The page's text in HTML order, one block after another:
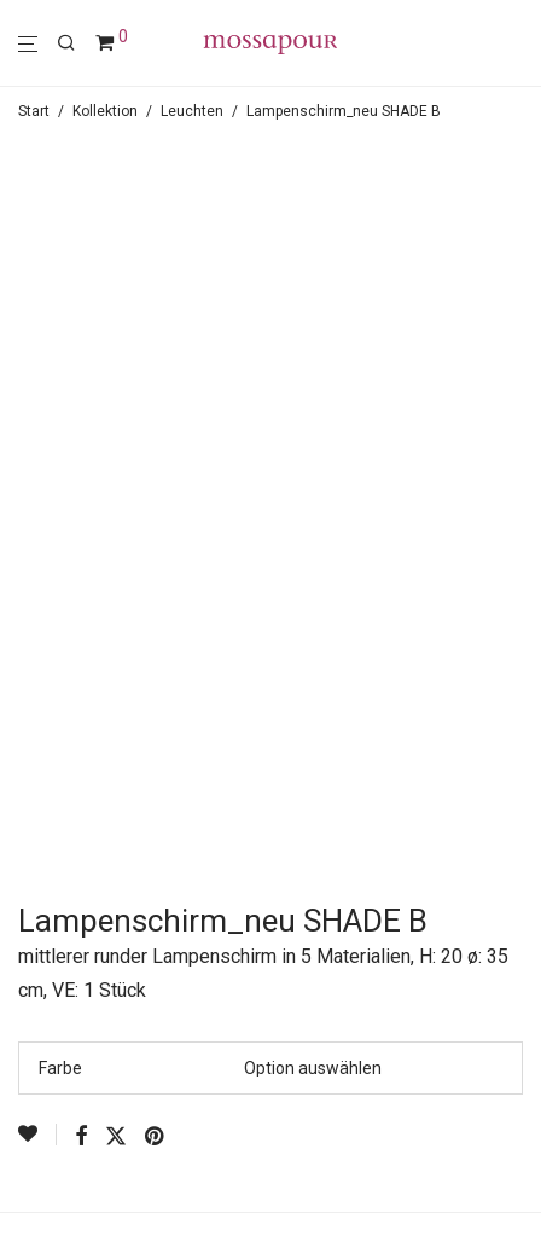
0
Start / Kollektion / Leuchten / Lampenschirm_neu SHADE B
Lampenschirm_neu SHADE B
mittlerer runder Lampenschirm in 5 Materialien, H: 20 ø: 35
cm, VE: 1 Stück
Farbe